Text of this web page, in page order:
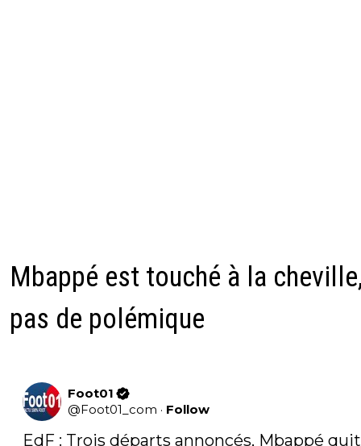
Mbappé est touché à la
pas de polémique
Foot01
@Foot01_com · Follow
EdF : Trois départs annoncés, Mbappé